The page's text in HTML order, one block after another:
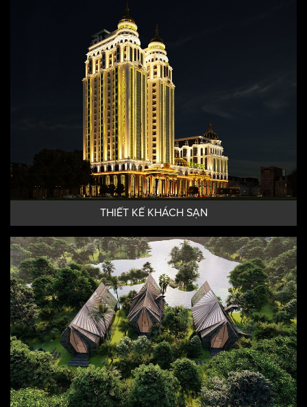
Thi công đúng hồ sơ thiết kế đã làm việc với
khách hàng, đúng tiến độ cam kết
THIẾT KẾ KHÁCH SẠN